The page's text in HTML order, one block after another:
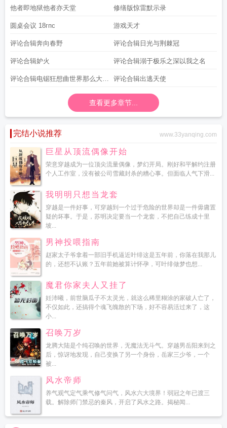
他者即地狱他者亦天堂 修缮版惊雷默示录
圆桌会议 18гпc 游戏天才
评论合辑奔向春野 评论合辑日光与荆棘冠
评论合辑妒火 评论合辑溺于极乐之深以我之名
评论合辑电锯狂想曲世界那么大我 评论合辑出逃天使
查看更多章节...
完结小说推荐 www.33yanqing.com
巨星从顶流偶像开始
荣意穿越成为一位顶尖流量偶像，梦幻开局。刚好和平解约注册
个人工作室，没有被公司雪藏封杀的糟心事。但面临人气下滑...
我明明只想当龙套
穿越是一件好事，可穿越到一个过于危险的世界却是一件毋庸置
疑的坏事。于是，苏明决定要当一个龙套，不把自己练成十里
坡...
男神投喂指南
赵家太子爷拿着一部旧手机逼近叶绯这是五年前，你落在我那儿
的，还想不认账？五年前她被算计怀孕，可叶绯做梦也想...
魔君你家夫人又挂了
妊沛曦，前世脑瓜子不太灵光，就这么稀里糊涂的家破人亡了，
不仅如此，还搞得个魂飞魄散的下场，好不容易活过来了，这
小...
召唤万岁
龙腾大陆是个纯召唤的世界，无魔法无斗气。穿越男岳阳来到之
后，惊讶地发现，自己变换了另一个身份，岳家三少爷，一个
被...
风水帝师
养气观气定气乘气修气问气，风水六大境界！弱冠之年已渡三
载。解除师门禁忌的秦风，开启了风水之路。揭秘闻...